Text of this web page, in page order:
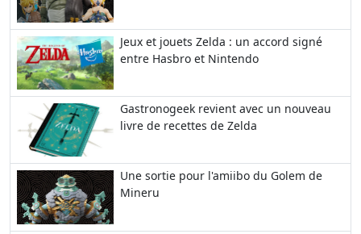
Jeux et jouets Zelda : un accord signé
entre Hasbro et Nintendo
Gastronogeek revient avec un nouveau
livre de recettes de Zelda
Une sortie pour l'amiibo du Golem de
Mineru